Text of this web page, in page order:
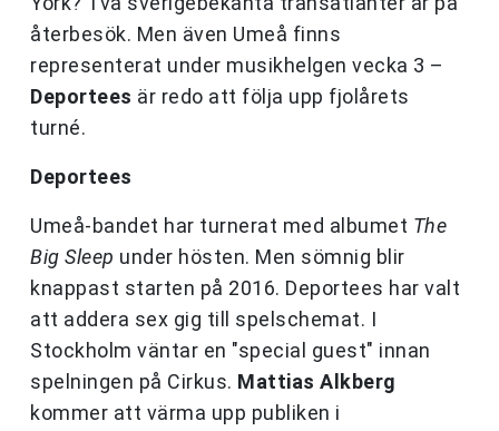
återbesök. Men även Umeå finns
representerat under musikhelgen vecka 3 –
Deportees är redo att följa upp fjolårets
turné.
Deportees
Umeå-bandet har turnerat med albumet The
Big Sleep under hösten. Men sömnig blir
knappast starten på 2016. Deportees har valt
att addera sex gig till spelschemat. I
Stockholm väntar en "special guest" innan
spelningen på Cirkus. Mattias Alkberg
kommer att värma upp publiken i